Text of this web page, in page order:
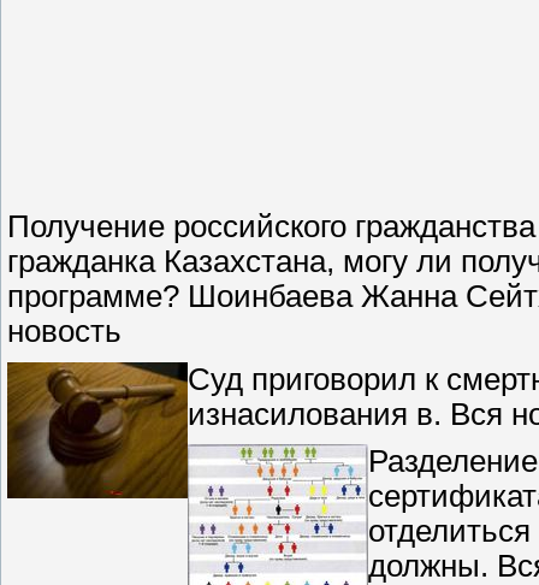
Получение российского
гражданка Казахстана, могу ли
программе? Шоинбаева Жанна
новость
Суд приговорил к
изнасилования в. Вся
должны.